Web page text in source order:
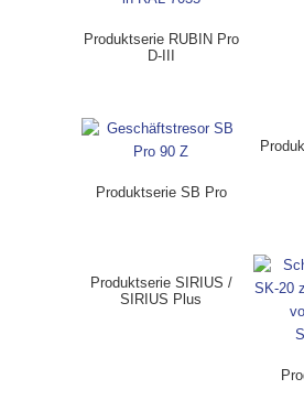
Produktserie RUBIN Pro
D-III
Produktserie SB Pro
Produktserie SIRIUS /
SIRIUS Plus